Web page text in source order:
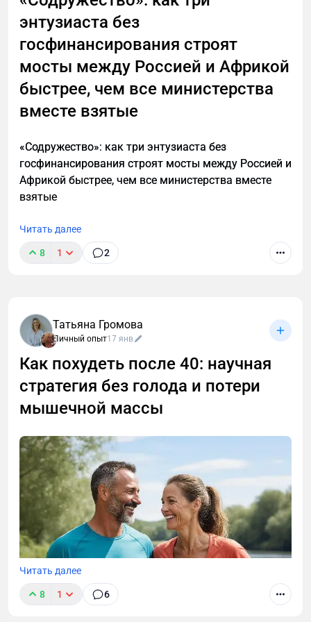
энтузиаста без
госфинансирования строят
мосты между Россией и Африкой
быстрее, чем все министерства
вместе взятые
«Содружество»: как три энтузиаста без
госфинансирования строят мосты между Россией и
Африкой быстрее, чем все министерства вместе
взятые
Читать далее
8 1 2
Татьяна Громова
Личный опыт17 янв
Как похудеть после 40: научная
стратегия без голода и потери
мышечной массы
Читать далее
8 1 6